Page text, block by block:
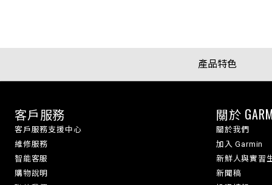
產品特色
客戶服務
客戶服務支援中心
維修服務
智能客服
購物說明
關於
關於我們
加入 Garmin
新鮮人與實習
新聞稿